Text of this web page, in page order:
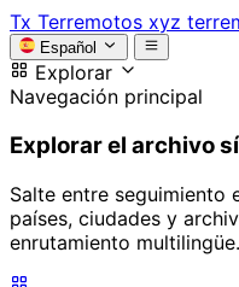
Tx Terremotos xyz
Español
Explorar
Navegación principal
Explorar el archivo
Salte entre seguimiento
países, ciudades y
enrutamiento multilingüe.